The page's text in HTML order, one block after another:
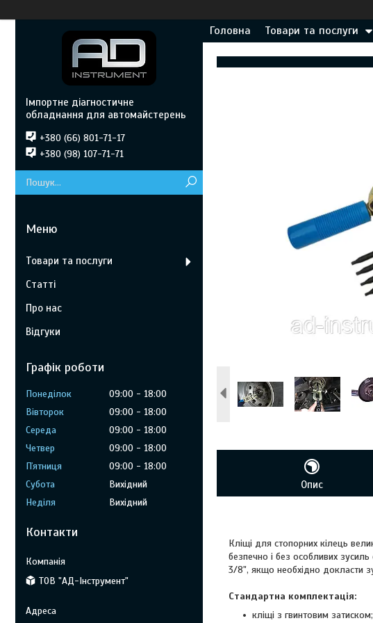
Головна Товари та послуги
Опис
Кліщі для стопорних кілець
безпечно і без особливих
3/8", якщо необхідно докласти
Стандартна комплектація:
кліщі з гвинтовим затиском;
Імпортне діагностичне
обладнання для автомайстерень
+380 (66) 801-71-17
+380 (98) 107-71-71
Товари та послуги
Статті
Про нас
Відгуки
Графік роботи
Понеділок 09:00
18:00
Вівторок
09:00
18:00
Середа
09:00
18:00
Четвер
09:00
18:00
Пʼятниця
09:00
18:00
Субота
Вихідний
Неділя
Вихідний
Контакти
ТОВ "АД-Інструмент"